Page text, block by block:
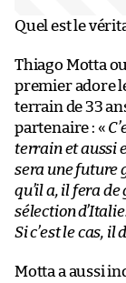
Quel est le
Thiago Motta
premier adore
terrain de 33
partenaire : «
terrain et aussi
sera une future
qu’il a, il fera de
sélection
Si c’est le cas,
Motta a aussi